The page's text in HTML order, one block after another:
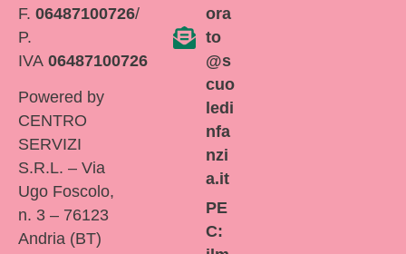
F. 06487100726/
P.
IVA 06487100726
Powered by
CENTRO
SERVIZI
S.R.L. – Via
Ugo Foscolo,
n. 3 – 76123
Andria (BT)
ora
to
@s
cuo
ledi
nfa
nzi
a.it
PE
C: